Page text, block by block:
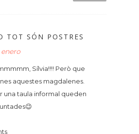
TOT SÓN POSTRES
enero
Sílvia!!!! Però que
aquestes magdalenes.
una taula informal queden